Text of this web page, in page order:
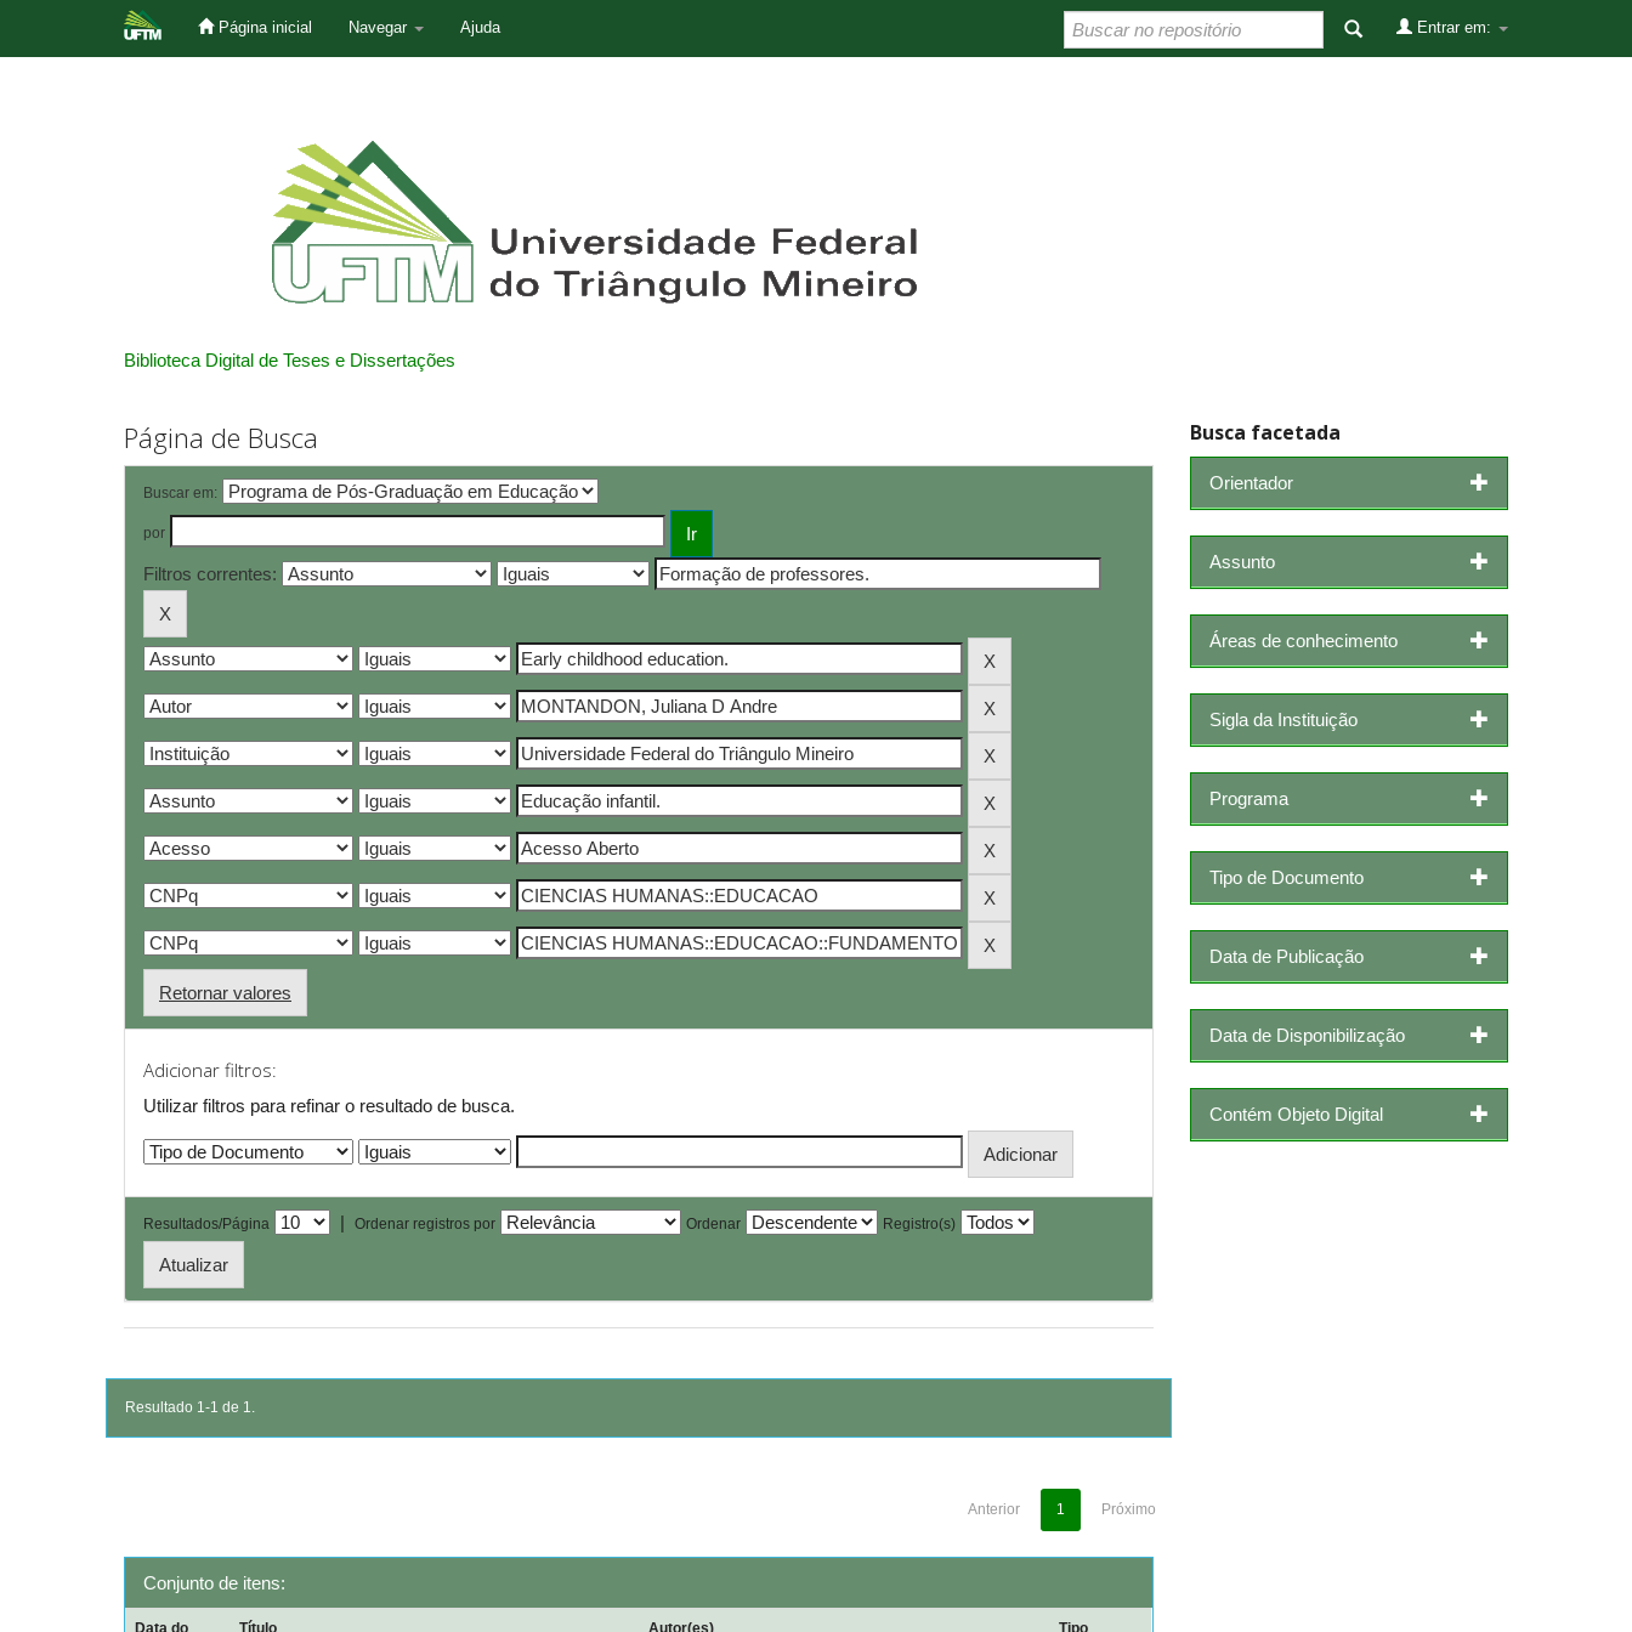
Página inicial Navegar Ajuda Entrar em:
Biblioteca Digital de Teses e Dissertações
Página de Busca
Buscar em:
por
Filtros correntes:
Retornar valores
Adicionar filtros:
Utilizar filtros para refinar o resultado de busca.
Resultados/Página | Ordenar registros por Ordenar Registro(s)
Resultado 1-1 de 1.
Anterior 1 Próximo
Conjunto de itens:
Data do Título Autor(es) Tipo
Busca facetada
Orientador
Assunto
Áreas de conhecimento
Sigla da Instituição
Programa
Tipo de Documento
Data de Publicação
Data de Disponibilização
Contém Objeto Digital